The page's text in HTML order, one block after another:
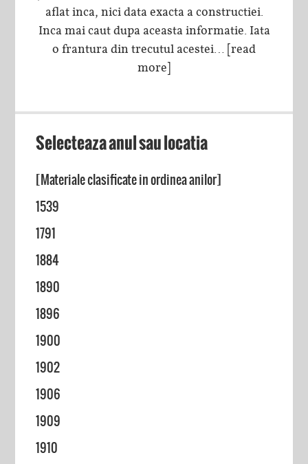
aflat inca, nici data exacta a constructiei.
Inca mai caut dupa aceasta informatie. Iata
o frantura din trecutul acestei… [read
more]
Selecteaza anul sau locatia
[Materiale clasificate in ordinea anilor]
1539
1791
1884
1890
1896
1900
1902
1906
1909
1910